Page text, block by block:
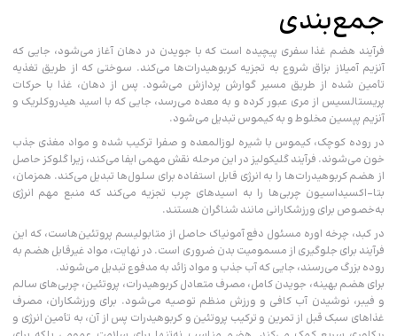
جمع‌بندی
فرآیند هضم غذا سفری پیچیده است که با جویدن در دهان آغاز می‌شود، جایی که
آنزیم آمیلاز بزاق شروع به تجزیه کربوهیدرات‌ها می‌کند. سوختی که از طریق تغذیه
تأمین شده از طریق مسیر گوارش پردازش می‌شود. پس از دهان، غذا با حرکات
پریستالسیس از مری عبور کرده و به معده می‌رسد، جایی که با اسید هیدروکلریک و
آنزیم پپسین مخلوط و به کیموس تبدیل می‌شود.
در روده کوچک، کیموس با شیره لوزالمعده و صفرا ترکیب شده و مواد مغذی جذب
خون می‌شوند. فرآیند گلیکولیز در این مرحله نقش مهمی ایفا می‌کند، زیرا گلوکز حاصل
از هضم کربوهیدرات‌ها را به انرژی قابل استفاده برای سلول‌ها تبدیل می‌کند. همزمان،
بتا-اکسیداسیون چربی‌ها را به اسیدهای چرب تجزیه می‌کند که منبع مهم انرژی
به‌خصوص برای ورزشکارانی مانند شناگران هستند.
در کبد، چرخه اوره مسئول دفع آمونیاک حاصل از متابولیسم پروتئین‌هاست، که این
فرآیند برای جلوگیری از مسمومیت بدن ضروری است. در نهایت، مواد غیرقابل هضم به
روده بزرگ می‌رسند، جایی که آب جذب و مواد زائد به مدفوع تبدیل می‌شوند.
برای هضم بهینه، جویدن کامل، مصرف متعادل کربوهیدرات، پروتئین، چربی‌های سالم
و فیبر، نوشیدن آب کافی و ورزش منظم توصیه می‌شود. برای ورزشکاران، مصرف
غذاهای سبک قبل از تمرین و ترکیب پروتئین و کربوهیدرات پس از آن، به تأمین انرژی و